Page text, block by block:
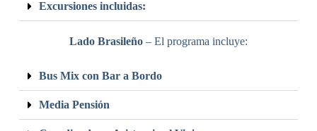
Excursiones incluidas:
Lado Brasileño– El programa incluye:
Bus Mix con Bar a Bordo
Media Pensión